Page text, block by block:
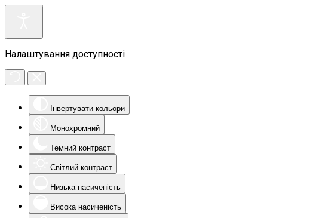
Налаштування доступності
Інвертувати кольори
Монохромний
Темний контраст
Світлий контраст
Низька насиченість
Висока насиченість